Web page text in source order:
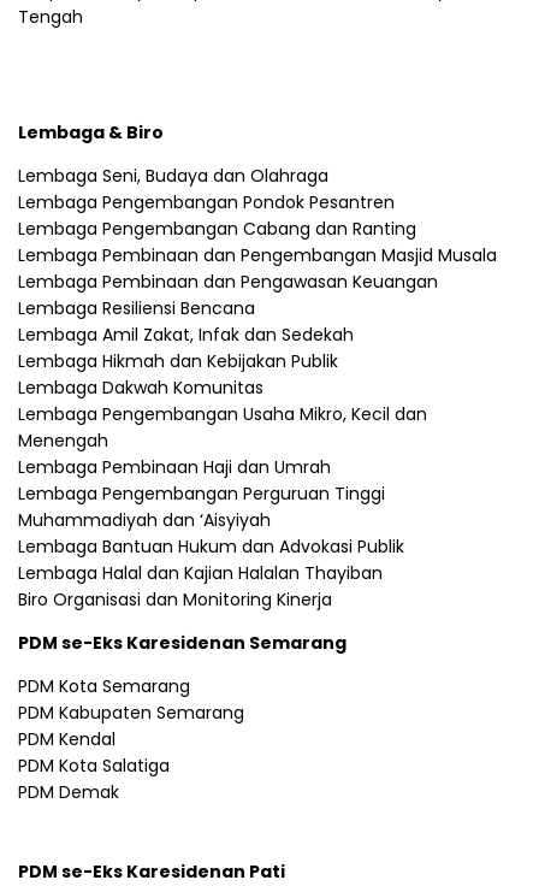
Tengah
Lembaga & Biro
Lembaga Seni, Budaya dan Olahraga
Lembaga Pengembangan Pondok Pesantren
Lembaga Pengembangan Cabang dan Ranting
Lembaga Pembinaan dan Pengembangan Masjid Musala
Lembaga Pembinaan dan Pengawasan Keuangan
Lembaga Resiliensi Bencana
Lembaga Amil Zakat, Infak dan Sedekah
Lembaga Hikmah dan Kebijakan Publik
Lembaga Dakwah Komunitas
Lembaga Pengembangan Usaha Mikro, Kecil dan
Menengah
Lembaga Pembinaan Haji dan Umrah
Lembaga Pengembangan Perguruan Tinggi
Muhammadiyah dan ‘Aisyiyah
Lembaga Bantuan Hukum dan Advokasi Publik
Lembaga Halal dan Kajian Halalan Thayiban
Biro Organisasi dan Monitoring Kinerja
PDM se-Eks Karesidenan Semarang
PDM Kota Semarang
PDM Kabupaten Semarang
PDM Kendal
PDM Kota Salatiga
PDM Demak
PDM se-Eks Karesidenan Pati